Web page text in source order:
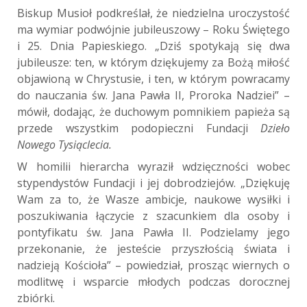
Biskup Musioł podkreślał, że niedzielna uroczystość
ma wymiar podwójnie jubileuszowy – Roku Świętego
i 25. Dnia Papieskiego. „Dziś spotykają się dwa
jubileusze: ten, w którym dziękujemy za Bożą miłość
objawioną w Chrystusie, i ten, w którym powracamy
do nauczania św. Jana Pawła II, Proroka Nadziei” –
mówił, dodając, że duchowym pomnikiem papieża są
przede wszystkim podopieczni Fundacji Dzieło
Nowego Tysiąclecia.
W homilii hierarcha wyraził wdzięczności wobec
stypendystów Fundacji i jej dobrodziejów. „Dziękuję
Wam za to, że Wasze ambicje, naukowe wysiłki i
poszukiwania łączycie z szacunkiem dla osoby i
pontyfikatu św. Jana Pawła II. Podzielamy jego
przekonanie, że jesteście przyszłością świata i
nadzieją Kościoła” – powiedział, prosząc wiernych o
modlitwę i wsparcie młodych podczas dorocznej
zbiórki.